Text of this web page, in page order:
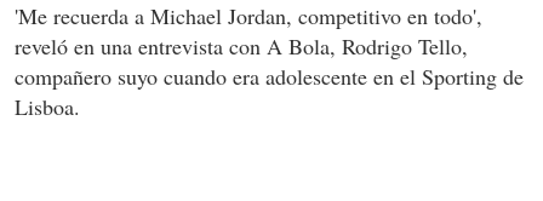
'Me recuerda a Michael Jordan, competitivo en todo',
reveló en una entrevista con A Bola, Rodrigo Tello,
compañero suyo cuando era adolescente en el Sporting de
Lisboa.